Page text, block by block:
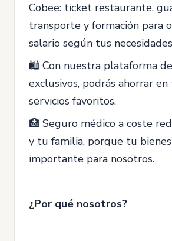
Cobee: ticket restaurante,
transporte y formación para
salario según tus
🛍️ Con nuestra plataforma
exclusivos, podrás ahorrar
servicios favoritos.
🏥 Seguro médico a coste
y tu familia, porque tu
importante para nosotros.
¿Por qué nosotros?